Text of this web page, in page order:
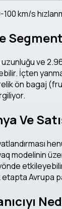
km/s
ve
İçten
ön bagaj
Ve
modelinin
Avrupa